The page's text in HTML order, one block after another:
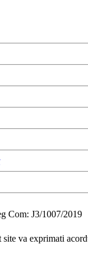
Com: J3/1007/2019
va exprimati